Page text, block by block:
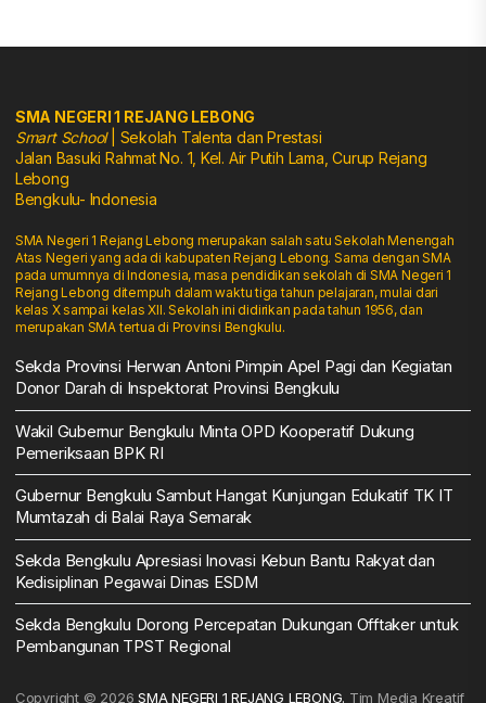
SMA NEGERI 1 REJANG LEBONG
Smart School| Sekolah Talenta dan Prestasi
Jalan Basuki Rahmat No. 1, Kel. Air Putih Lama, Curup Rejang
Lebong
Bengkulu- Indonesia
SMA Negeri 1 Rejang Lebong merupakan salah satu Sekolah Menengah
Atas Negeri yang ada di kabupaten Rejang Lebong. Sama dengan SMA
pada umumnya di Indonesia, masa pendidikan sekolah di SMA Negeri 1
Rejang Lebong ditempuh dalam waktu tiga tahun pelajaran, mulai dari
kelas X sampai kelas XII. Sekolah ini didirikan pada tahun 1956, dan
merupakan SMA tertua di Provinsi Bengkulu.
Sekda Provinsi Herwan Antoni Pimpin Apel Pagi dan Kegiatan
Donor Darah di Inspektorat Provinsi Bengkulu
Wakil Gubernur Bengkulu Minta OPD Kooperatif Dukung
Pemeriksaan BPK RI
Gubernur Bengkulu Sambut Hangat Kunjungan Edukatif TK IT
Mumtazah di Balai Raya Semarak
Sekda Bengkulu Apresiasi Inovasi Kebun Bantu Rakyat dan
Kedisiplinan Pegawai Dinas ESDM
Sekda Bengkulu Dorong Percepatan Dukungan Offtaker untuk
Pembangunan TPST Regional
Copyright © 2026SMA NEGERI 1 REJANG LEBONG. Tim Media Kreatif